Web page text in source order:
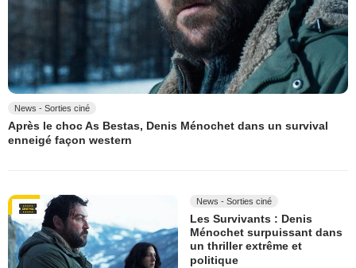
News - Sorties ciné
Après le choc As Bestas, Denis Ménochet dans un survival
enneigé façon western
News - Sorties ciné
Les Survivants : Denis
Ménochet surpuissant dans
un thriller extrême et
politique